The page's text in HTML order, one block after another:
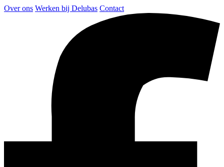
Over ons Werken bij Delubas Contact